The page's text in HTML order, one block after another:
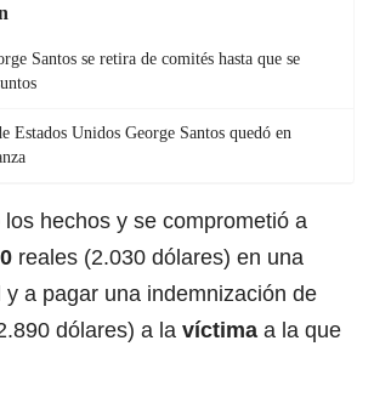
Santos se retira de comités hasta que se
Estados Unidos George Santos quedó en
hechos y se comprometió a
reales (2.030 dólares) en una
y a pagar una indemnización de
dólares) a la víctima a la que